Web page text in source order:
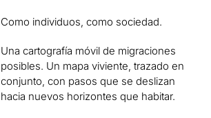
Como individuos, como sociedad.
Una cartografía móvil de migraciones
posibles. Un mapa viviente, trazado en
conjunto, con pasos que se deslizan
hacia nuevos horizontes que habitar.